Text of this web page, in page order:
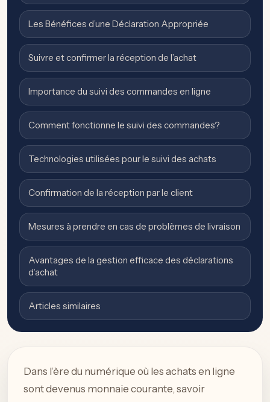
Les Bénéfices d’une Déclaration Appropriée
Suivre et confirmer la réception de l’achat
Importance du suivi des commandes en ligne
Comment fonctionne le suivi des commandes?
Technologies utilisées pour le suivi des achats
Confirmation de la réception par le client
Mesures à prendre en cas de problèmes de livraison
Avantages de la gestion efficace des déclarations
d’achat
Articles similaires
Dans l’ère du numérique où les achats en ligne
sont devenus monnaie courante, savoir